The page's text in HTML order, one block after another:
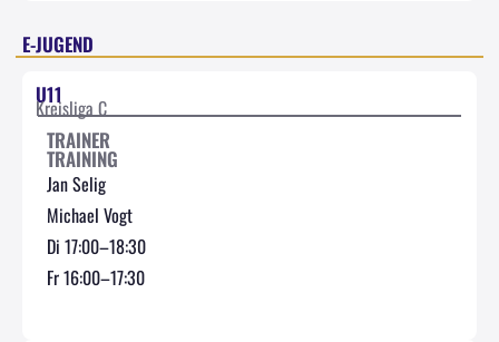
E-JUGEND
U11
Kreisliga C
TRAINER
TRAINING
Jan Selig
Michael Vogt
Di 17:00–18:30
Fr 16:00–17:30